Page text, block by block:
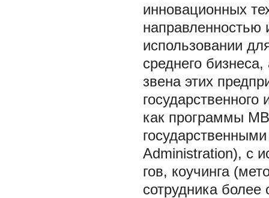
инновационных
направленностью
использовании
среднего
звена этих
как программы
Administration), с
гов, коучинга
сотрудника